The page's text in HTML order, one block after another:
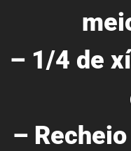
– 1/4 de
–